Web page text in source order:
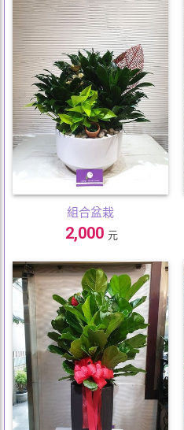
組合盆栽
2,000 元